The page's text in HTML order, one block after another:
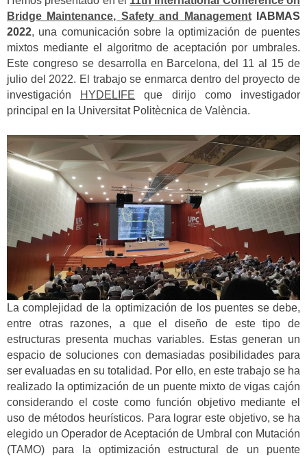
Bridge Maintenance, Safety and Management
IABMAS
2022, una comunicación sobre la optimización de puentes
mixtos mediante el algoritmo de aceptación por umbrales.
Este congreso se desarrolla en Barcelona, del 11 al 15 de
julio del 2022. El trabajo se enmarca dentro del proyecto de
investigación
HYDELIFE que dirijo como investigador
principal en la Universitat Politècnica de València.
La complejidad de la optimización de los puentes se debe,
entre otras razones, a que el diseño de este tipo de
estructuras presenta muchas variables. Estas generan un
espacio de soluciones con demasiadas posibilidades para
ser evaluadas en su totalidad. Por ello, en este trabajo se ha
realizado la optimización de un puente mixto de vigas cajón
considerando el coste como función objetivo mediante el
uso de métodos heurísticos. Para lograr este objetivo, se ha
elegido un Operador de Aceptación de Umbral con Mutación
(TAMO) para la optimización estructural de un puente